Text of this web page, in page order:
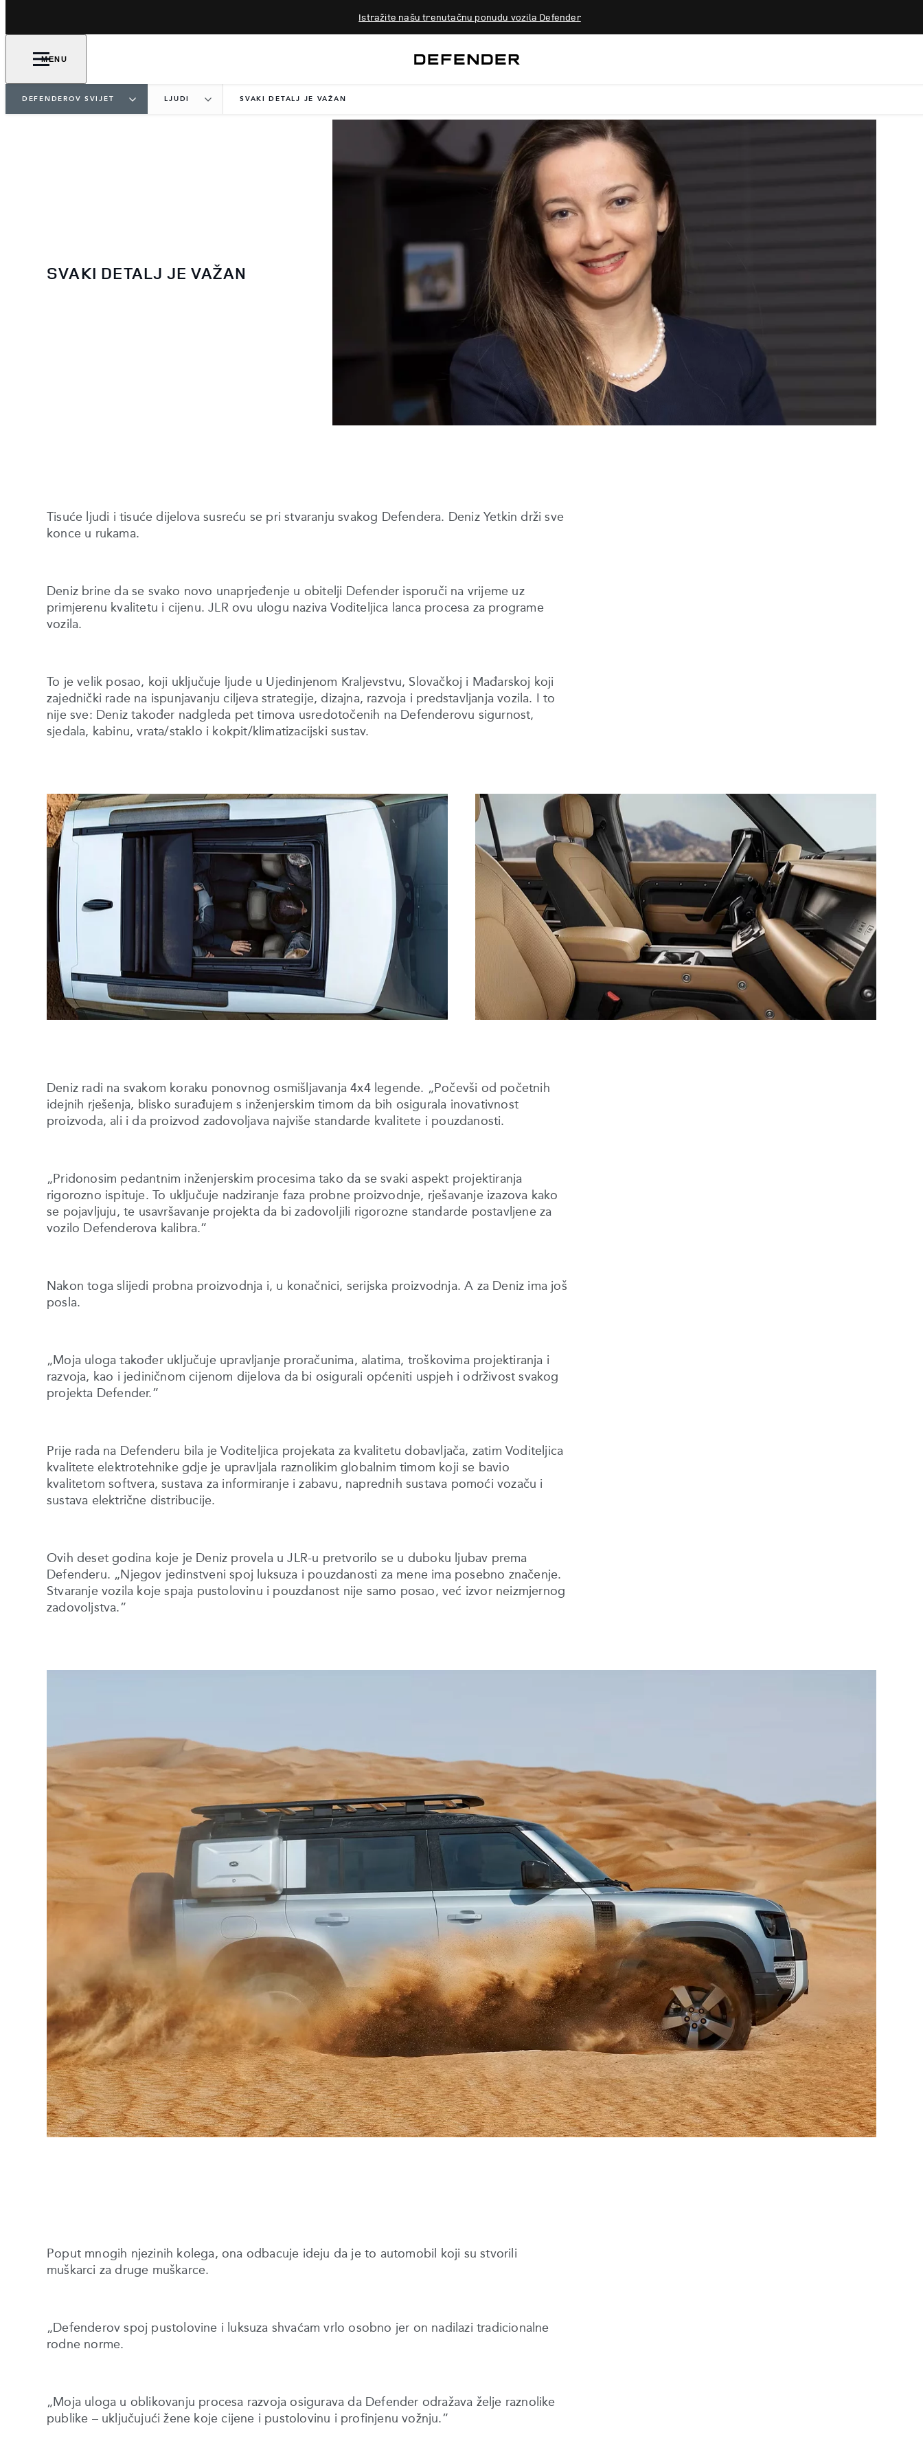
Istražite našu trenutačnu ponudu vozila Defender
MENU
DEFENDEROV SVIJET LJUDI SVAKI DETALJ JE VAŽAN
SVAKI DETALJ JE VAŽAN
Tisuće ljudi i tisuće dijelova susreću se pri stvaranju svakog Defendera. Deniz Yetkin drži sve
konce u rukama.
Deniz brine da se svako novo unaprjeđenje u obitelji Defender isporuči na vrijeme uz
primjerenu kvalitetu i cijenu. JLR ovu ulogu naziva Voditeljica lanca procesa za programe
vozila.
To je velik posao, koji uključuje ljude u Ujedinjenom Kraljevstvu, Slovačkoj i Mađarskoj koji
zajednički rade na ispunjavanju ciljeva strategije, dizajna, razvoja i predstavljanja vozila. I to
nije sve: Deniz također nadgleda pet timova usredotočenih na Defenderovu sigurnost,
sjedala, kabinu, vrata/staklo i kokpit/klimatizacijski sustav.
Deniz radi na svakom koraku ponovnog osmišljavanja 4x4 legende. „Počevši od početnih
idejnih rješenja, blisko surađujem s inženjerskim timom da bih osigurala inovativnost
proizvoda, ali i da proizvod zadovoljava najviše standarde kvalitete i pouzdanosti.
„Pridonosim pedantnim inženjerskim procesima tako da se svaki aspekt projektiranja
rigorozno ispituje. To uključuje nadziranje faza probne proizvodnje, rješavanje izazova kako
se pojavljuju, te usavršavanje projekta da bi zadovoljili rigorozne standarde postavljene za
vozilo Defenderova kalibra.”
Nakon toga slijedi probna proizvodnja i, u konačnici, serijska proizvodnja. A za Deniz ima još
posla.
„Moja uloga također uključuje upravljanje proračunima, alatima, troškovima projektiranja i
razvoja, kao i jediničnom cijenom dijelova da bi osigurali općeniti uspjeh i održivost svakog
projekta Defender.”
Prije rada na Defenderu bila je Voditeljica projekata za kvalitetu dobavljača, zatim Voditeljica
kvalitete elektrotehnike gdje je upravljala raznolikim globalnim timom koji se bavio
kvalitetom softvera, sustava za informiranje i zabavu, naprednih sustava pomoći vozaču i
sustava električne distribucije.
Ovih deset godina koje je Deniz provela u JLR-u pretvorilo se u duboku ljubav prema
Defenderu. „Njegov jedinstveni spoj luksuza i pouzdanosti za mene ima posebno značenje.
Stvaranje vozila koje spaja pustolovinu i pouzdanost nije samo posao, već izvor neizmjernog
zadovoljstva.”
Poput mnogih njezinih kolega, ona odbacuje ideju da je to automobil koji su stvorili
muškarci za druge muškarce.
„Defenderov spoj pustolovine i luksuza shvaćam vrlo osobno jer on nadilazi tradicionalne
rodne norme.
„Moja uloga u oblikovanju procesa razvoja osigurava da Defender odražava želje raznolike
publike – uključujući žene koje cijene i pustolovinu i profinjenu vožnju.”